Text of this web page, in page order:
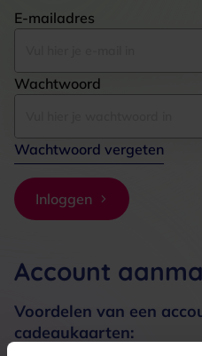
E-mailadres
Wachtwoord
Wachtwoord vergeten
Inloggen
Account
Voordelen van een
cadeaukaarten: